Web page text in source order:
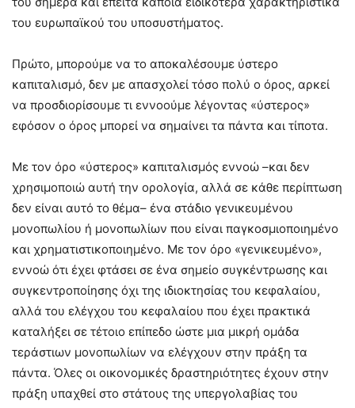
του ευρωπαϊκού του υποσυστήματος.
Πρώτο, μπορούμε να το αποκαλέσουμε ύστερο
καπιταλισμό, δεν με απασχολεί τόσο πολύ ο όρος, αρκεί
να προσδιορίσουμε τι εννοούμε λέγοντας «ύστερος»
εφόσον ο όρος μπορεί να σημαίνει τα πάντα και τίποτα.
Με τον όρο «ύστερος» καπιταλισμός εννοώ –και δεν
χρησιμοποιώ αυτή την ορολογία, αλλά σε κάθε περίπτωση
δεν είναι αυτό το θέμα– ένα στάδιο γενικευμένου
μονοπωλίου ή μονοπωλίων που είναι παγκοσμιοποιημένο
και χρηματιστικοποιημένο. Με τον όρο «γενικευμένο»,
εννοώ ότι έχει φτάσει σε ένα σημείο συγκέντρωσης και
συγκεντροποίησης όχι της ιδιοκτησίας του κεφαλαίου,
αλλά του ελέγχου του κεφαλαίου που έχει πρακτικά
καταλήξει σε τέτοιο επίπεδο ώστε μια μικρή ομάδα
τεράστιων μονοπωλίων να ελέγχουν στην πράξη τα
πάντα. Όλες οι οικονομικές δραστηριότητες έχουν στην
πράξη υπαχθεί στο στάτους της υπεργολαβίας του